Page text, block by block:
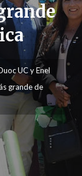
UC y Enel
grande de